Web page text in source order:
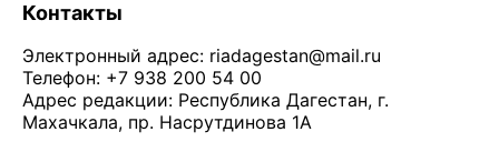
Контакты
Электронный адрес: riadagestan@mail.ru
Телефон: +7 938 200 54 00
Адрес редакции: Республика Дагестан, г.
Махачкала, пр. Насрутдинова 1А